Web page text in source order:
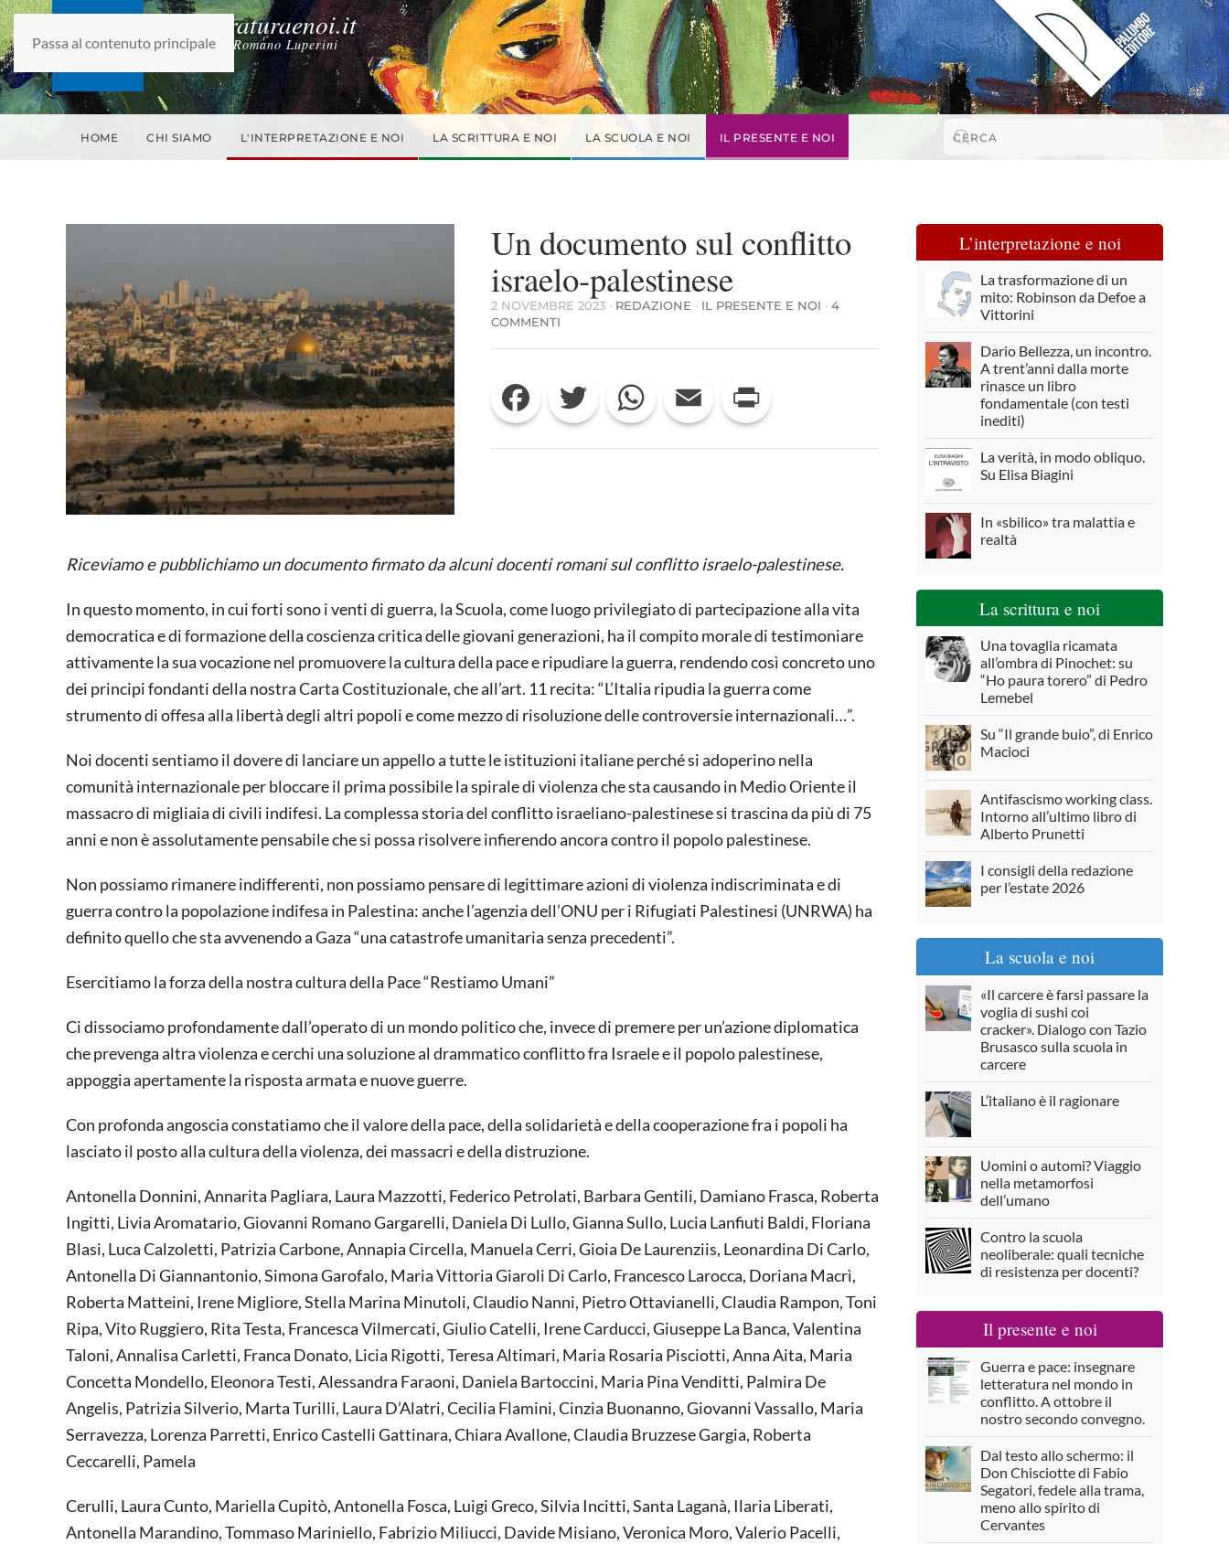
Passa al contenuto principale
laletteraturaenoi.it
fondato da Romano Luperini
HOME CHI SIAMO L'INTERPRETAZIONE E NOI LA SCRITTURA E NOI LA SCUOLA E NOI IL PRESENTE E NOI
Un documento sul conflitto
israelo-palestinese
2 NOVEMBRE 2023 · REDAZIONE · IL PRESENTE E NOI · 4
COMMENTI
DOCUMENTO
CONFLITTO
ISRAELO-
PALESTINESE
Facebook Twitter WhatsApp Email
Riceviamo e pubblichiamo un documento firmato da alcuni docenti romani sul conflitto israelo-palestinese.
In questo momento, in cui forti sono i venti di guerra, la Scuola, come luogo privilegiato di partecipazione alla vita
democratica e di formazione della coscienza critica delle giovani generazioni, ha il compito morale di testimoniare
attivamente la sua vocazione nel promuovere la cultura della pace e ripudiare la guerra, rendendo così concreto uno
dei principi fondanti della nostra Carta Costituzionale, che all’art. 11 recita: “L’Italia ripudia la guerra come
strumento di offesa alla libertà degli altri popoli e come mezzo di risoluzione delle controversie internazionali…”.
Noi docenti sentiamo il dovere di lanciare un appello a tutte le istituzioni italiane perché si adoperino nella
comunità internazionale per bloccare il prima possibile la spirale di violenza che sta causando in Medio Oriente il
massacro di migliaia di civili indifesi. La complessa storia del conflitto israeliano-palestinese si trascina da più di 75
anni e non è assolutamente pensabile che si possa risolvere infierendo ancora contro il popolo palestinese.
Non possiamo rimanere indifferenti, non possiamo pensare di legittimare azioni di violenza indiscriminata e di
guerra contro la popolazione indifesa in Palestina: anche l’agenzia dell’ONU per i Rifugiati Palestinesi (UNRWA) ha
definito quello che sta avvenendo a Gaza “una catastrofe umanitaria senza precedenti”.
Esercitiamo la forza della nostra cultura della Pace “Restiamo Umani”
Ci dissociamo profondamente dall’operato di un mondo politico che, invece di premere per un’azione diplomatica
che prevenga altra violenza e cerchi una soluzione al drammatico conflitto fra Israele e il popolo palestinese,
appoggia apertamente la risposta armata e nuove guerre.
Con profonda angoscia constatiamo che il valore della pace, della solidarietà e della cooperazione fra i popoli ha
lasciato il posto alla cultura della violenza, dei massacri e della distruzione.
Antonella Donnini, Annarita Pagliara, Laura Mazzotti, Federico Petrolati, Barbara Gentili, Damiano Frasca, Roberta
Ingitti, Livia Aromatario, Giovanni Romano Gargarelli, Daniela Di Lullo, Gianna Sullo, Lucia Lanfiuti Baldi, Floriana
Blasi, Luca Calzoletti, Patrizia Carbone, Annapia Circella, Manuela Cerri, Gioia De Laurenziis, Leonardina Di Carlo,
Antonella Di Giannantonio, Simona Garofalo, Maria Vittoria Giaroli Di Carlo, Francesco Larocca, Doriana Macrì,
Roberta Matteini, Irene Migliore, Stella Marina Minutoli, Claudio Nanni, Pietro Ottavianelli, Claudia Rampon, Toni
Ripa, Vito Ruggiero, Rita Testa, Francesca Vilmercati, Giulio Catelli, Irene Carducci, Giuseppe La Banca, Valentina
Taloni, Annalisa Carletti, Franca Donato, Licia Rigotti, Teresa Altimari, Maria Rosaria Pisciotti, Anna Aita, Maria
Concetta Mondello, Eleonora Testi, Alessandra Faraoni, Daniela Bartoccini, Maria Pina Venditti, Palmira De
Angelis, Patrizia Silverio, Marta Turilli, Laura D’Alatri, Cecilia Flamini, Cinzia Buonanno, Giovanni Vassallo, Maria
Serravezza, Lorenza Parretti, Enrico Castelli Gattinara, Chiara Avallone, Claudia Bruzzese Gargia, Roberta
Ceccarelli, Pamela
Cerulli, Laura Cunto, Mariella Cupitò, Antonella Fosca, Luigi Greco, Silvia Incitti, Santa Laganà, Ilaria Liberati,
Antonella Marandino, Tommaso Mariniello, Fabrizio Miliucci, Davide Misiano, Veronica Moro, Valerio Pacelli,
L’interpretazione e noi
La trasformazione di un
mito: Robinson da Defoe a
Vittorini
Dario Bellezza, un incontro.
A trent’anni dalla morte
rinasce un libro
fondamentale (con testi
inediti)
La verità, in modo obliquo.
Su Elisa Biagini
In «sbilico» tra malattia e
realtà
La scrittura e noi
Una tovaglia ricamata
all’ombra di Pinochet: su
“Ho paura torero” di Pedro
Lemebel
Su “Il grande buio”, di Enrico
Macioci
Antifascismo working class.
Intorno all’ultimo libro di
Alberto Prunetti
I consigli della redazione
per l’estate 2026
La scuola e noi
«Il carcere è farsi passare la
voglia di sushi coi
cracker». Dialogo con Tazio
Brusasco sulla scuola in
carcere
L’italiano è il ragionare
Uomini o automi? Viaggio
nella metamorfosi
dell’umano
Contro la scuola
neoliberale: quali tecniche
di resistenza per docenti?
Il presente e noi
Guerra e pace: insegnare
letteratura nel mondo in
conflitto. A ottobre il
nostro secondo convegno.
Dal testo allo schermo: il
Don Chisciotte di Fabio
Segatori, fedele alla trama,
meno allo spirito di
Cervantes